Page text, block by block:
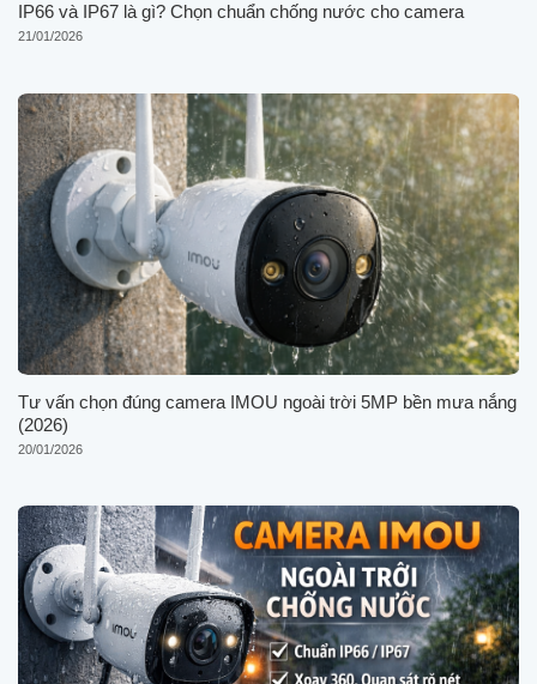
IP66 và IP67 là gì? Chọn chuẩn chống nước cho camera
21/01/2026
Tư vấn chọn đúng camera IMOU ngoài trời 5MP bền mưa nắng
(2026)
20/01/2026